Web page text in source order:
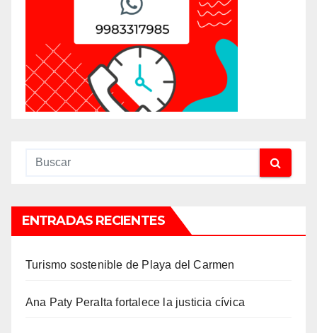
ENTRADAS RECIENTES
Turismo sostenible de Playa del Carmen
Ana Paty Peralta fortalece la justicia cívica